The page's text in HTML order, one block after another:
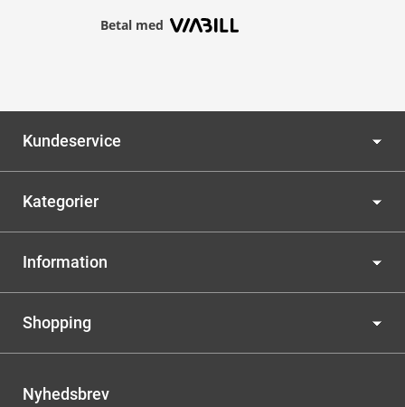
Betal med
Kundeservice
Kategorier
Information
Shopping
Nyhedsbrev